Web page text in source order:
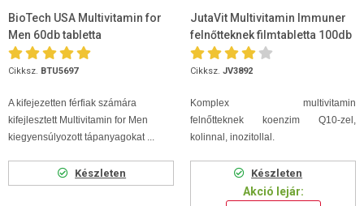
BioTech USA Multivitamin for
Men 60db tabletta
Cikksz. BTU5697
A kifejezetten férfiak számára
kifejlesztett Multivitamin for Men
kiegyensúlyozott tápanyagokat ...
Készleten
JutaVit Multivitamin Immuner
felnőtteknek filmtabletta 100db
Cikksz. JV3892
Komplex multivitamin
felnőtteknek koenzim Q10-zel,
kolinnal, inozitollal.
Készleten
Akció lejár: